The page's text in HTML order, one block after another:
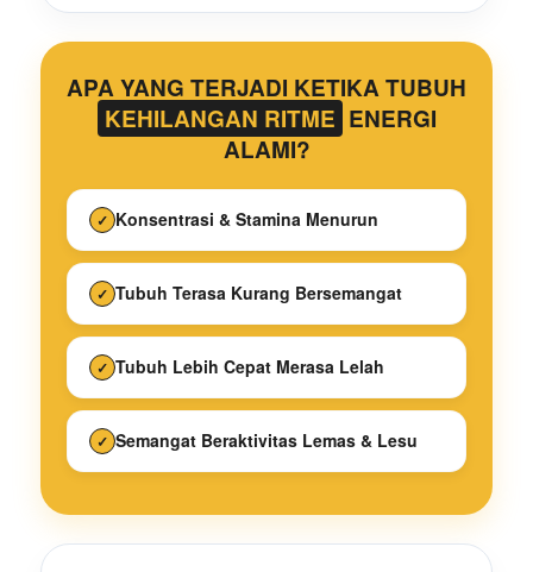
APA YANG TERJADI KETIKA TUBUH
KEHILANGAN RITME ENERGI
ALAMI?
✓ Konsentrasi & Stamina Menurun
✓ Tubuh Terasa Kurang Bersemangat
✓ Tubuh Lebih Cepat Merasa Lelah
✓ Semangat Beraktivitas Lemas & Lesu